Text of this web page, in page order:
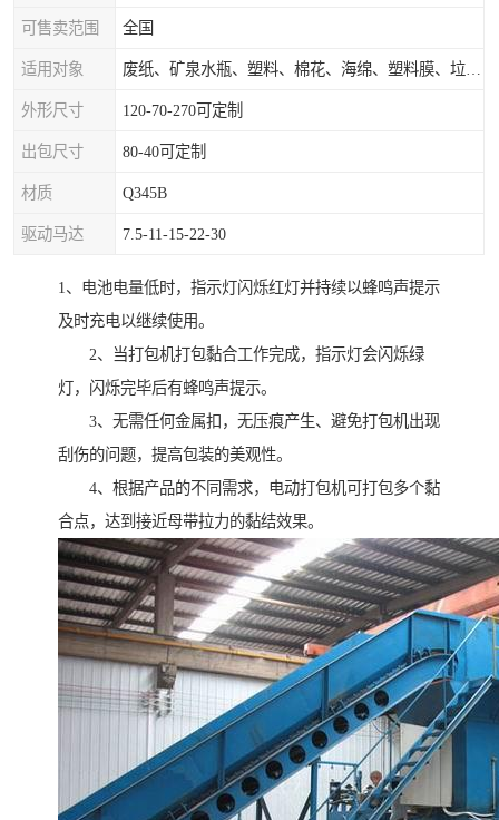
可售卖范围 全国
适用对象
外形尺寸 120-70-270可定制
出包尺寸 80-40可定制
材质 Q345B
驱动马达 7.5-11-15-22-30
1、电池电量低时，指示灯闪烁红灯并持续以蜂鸣声提示
及时充电以继续使用。
2、当打包机打包黏合工作完成，指示灯会闪烁绿
灯，闪烁完毕后有蜂鸣声提示。
3、无需任何金属扣，无压痕产生、避免打包机出现
刮伤的问题，提高包装的美观性。
4、根据产品的不同需求，电动打包机可打包多个黏
合点，达到接近母带拉力的黏结效果。